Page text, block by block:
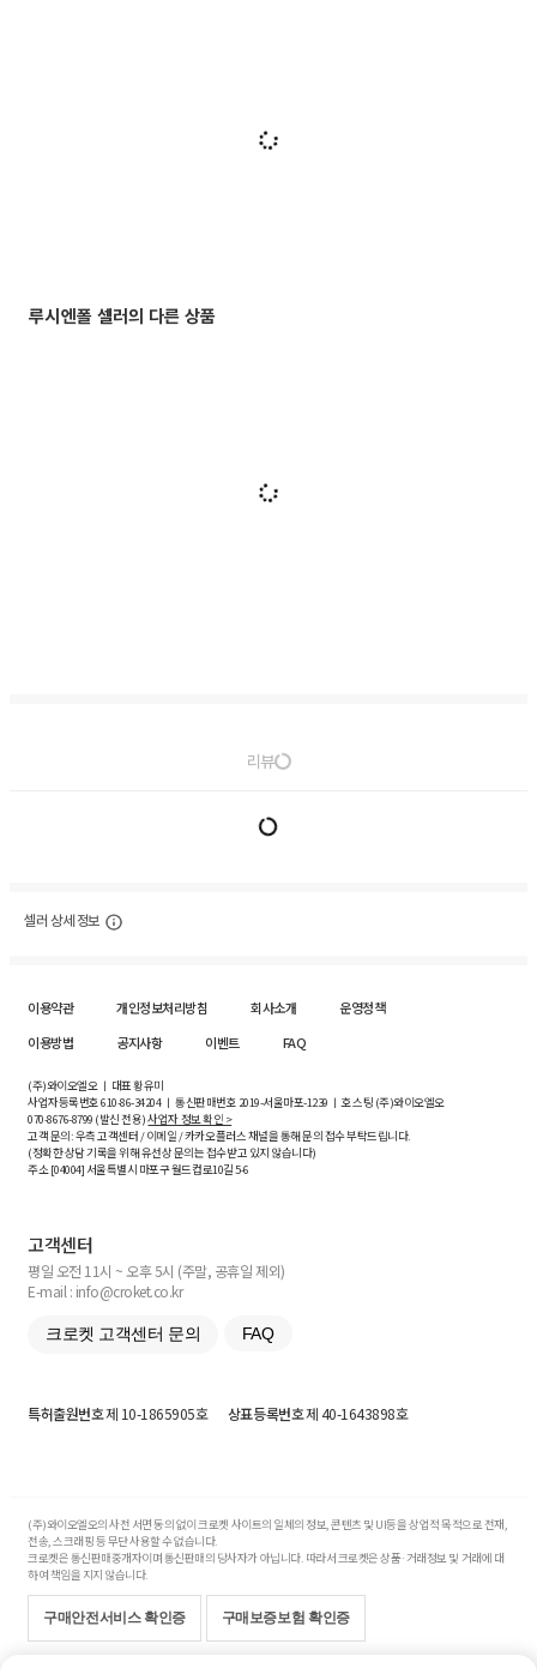
루시엔폴 셀러의 다른 상품
리뷰
셀러 상세 정보
이용약관 개인정보처리방침 회사소개
운영정책
이용방법
공지사항 이벤트 FAQ
(주)와이오엘오 ㅣ 대표 황유미
사업자등록번호610-86-34204ㅣ 통신판매번호 2019-서울마포-1239 ㅣ 호스팅 (주)와이오엘오
070-8676-8799 (발신 전용)사업자 정보 확인 >
고객 문의: 우측 고객센터 / 이메일 / 카카오플러스 채널을 통해 문의 접수 부탁드립니다.
(정확한 상담 기록을 위해 유선상 문의는 접수받고 있지 않습니다)
주소 [04004] 서울특별시 마포구 월드컵로10길5-6
고객센터
평일 오전 11시 ~ 오후 5시 (주말, 공휴일 제외)
E-mail : info@croket.co.kr
크로켓 고객센터 문의 FAQ
특허출원번호제 10-1865905호 상표등록번호제 40-1643898호
(주)와이오엘오의 사전 서면 동의 없이 크로켓 사이트의 일체의 정보, 콘텐츠 및 UI등을 상업적 목적으로 전재,
전송, 스크래핑 등 무단 사용할 수 없습니다.
크로켓은 통신판매중개자이며 통신판매의 당사자가 아닙니다. 따라서 크로켓은 상품·거래정보 및 거래에 대
하여 책임을 지지 않습니다.
구매안전서비스 확인증 구매보증보험 확인증